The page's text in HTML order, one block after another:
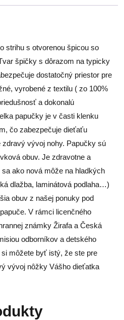
strihu s otvorenou špicou so
špičky s dôrazom na typicky
dostatočný priestor pre
vyrobené z textilu ( zo 100%
a dokonalú
papučky je v časti klenku
čo zabezpečuje dieťaťu
zdravý vývoj nohy. Papučky sú
obuv. Je zdravotne a
ako nová môže na hladkých
dlažba, laminátová podlaha…)
obuv z našej ponuky pod
V rámci licenčného
známky Žirafa a Česká
odborníkov a detského
môžete byť istý, že ste pre
vývoj nôžky Vášho dieťatka